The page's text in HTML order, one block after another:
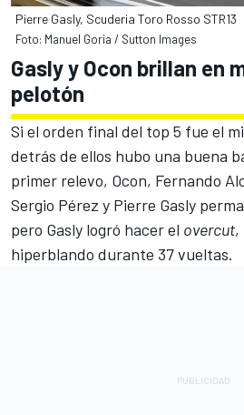
Pierre Gasly, Scuderia Toro Rosso STR13
Foto: Manuel Goria / Sutton Images
Gasly y Ocon brillan en
pelotón
Si el orden final del top 5 fue el
detrás de ellos hubo una buena
primer relevo, Ocon, Fernando
Sergio Pérez y Pierre Gasly
pero Gasly logró hacer el overcut,
hiperblando durante 37 vueltas.